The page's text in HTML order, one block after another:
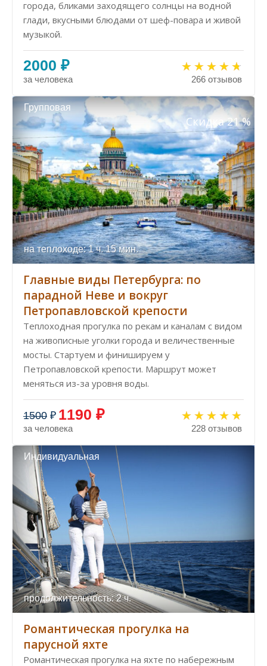
города, бликами заходящего солнцы на водной
глади, вкусными блюдами от шеф-повара и живой
музыкой.
2000 ₽
за человека 266 отзывов
Групповая
на теплоходе: 1 ч. 15 мин.
Скидка 21 %
Главные виды Петербурга: по
парадной Неве и вокруг
Петропавловской крепости
Теплоходная прогулка по рекам и каналам с видом
на живописные уголки города и величественные
мосты. Стартуем и финишируем у
Петропавловской крепости. Маршрут может
меняться из-за уровня воды.
1500 ₽ 1190 ₽
за человека 228 отзывов
Индивидуальная
продолжительность: 2 ч.
Романтическая прогулка на
парусной яхте
Романтическая прогулка на яхте по набережным